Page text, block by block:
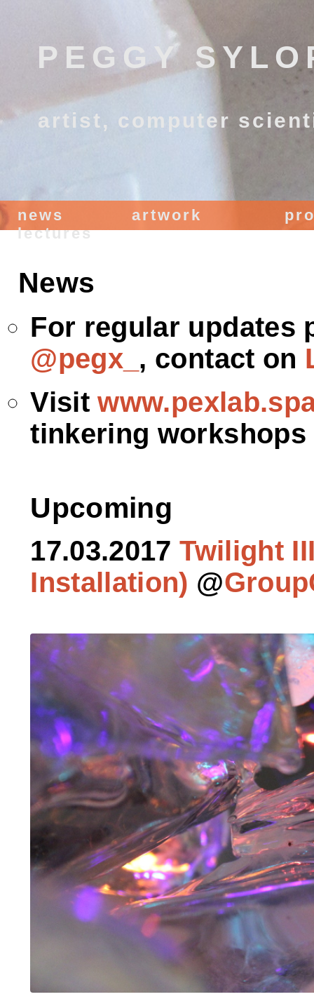
PEGGY
artist, computer
news artwork
lectures
News
For regular updates
@pegx_ , contact on
Visit
tinkering workshops
Upcoming
17.03.2017Twilight
Installation) @